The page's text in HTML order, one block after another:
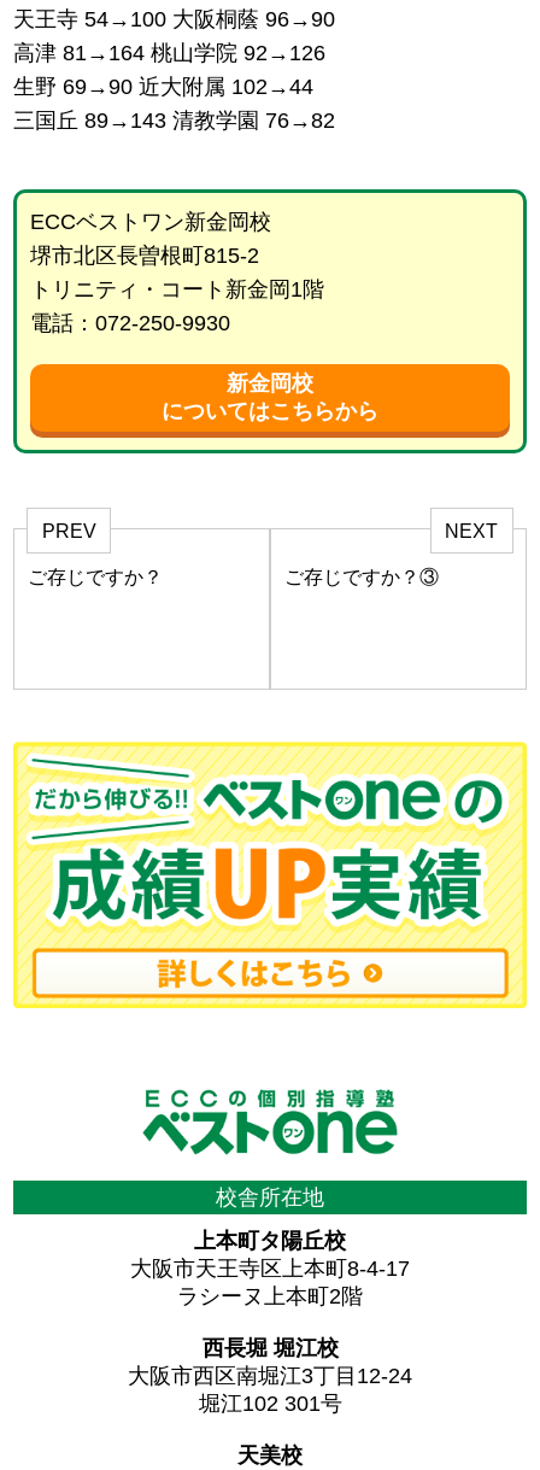
天王寺 54→100 大阪桐蔭 96→90
高津 81→164 桃山学院 92→126
生野 69→90 近大附属 102→44
三国丘 89→143 清教学園 76→82
ECCベストワン新金岡校
堺市北区長曽根町815-2
トリニティ・コート新金岡1階
電話：072-250-9930
新金岡校
についてはこちらから
PREV
ご存じですか？
NEXT
ご存じですか？③
校舎所在地
上本町タ陽丘校
大阪市天王寺区上本町8-4-17
ラシーヌ上本町2階
西長堀 堀江校
大阪市西区南堀江3丁目12-24
堀江102 301号
天美校